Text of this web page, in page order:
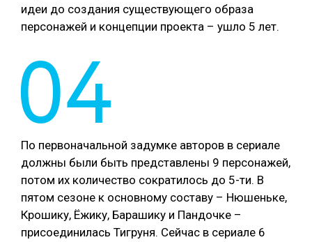
идеи до создания существующего образа
персонажей и концепции проекта – ушло 5 лет.
04
По первоначальной задумке авторов в сериале
должны были быть представлены 9 персонажей,
потом их количество сократилось до 5-ти. В
пятом сезоне к основному составу – Нюшеньке,
Крошику, Ёжику, Барашику и Пандочке –
присоединилась Тигруня. Сейчас в сериале 6